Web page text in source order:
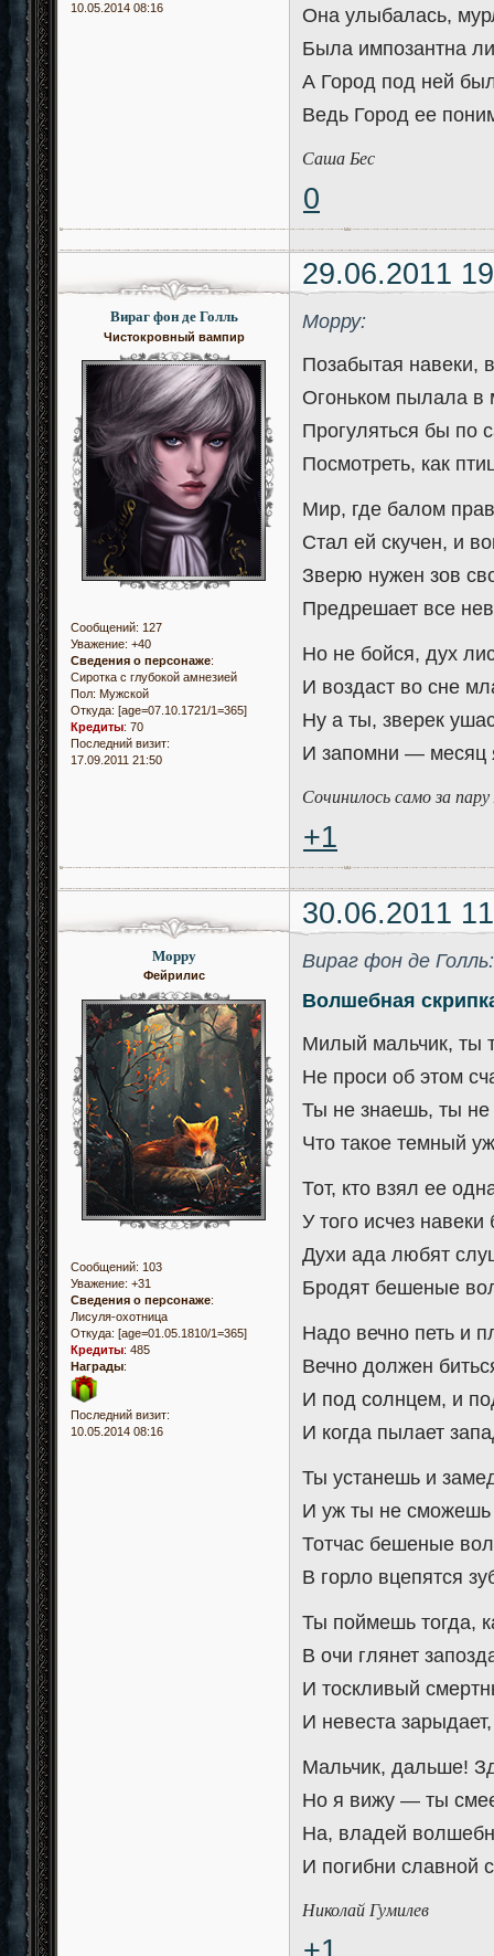
10.05.2014 08:16
Она улыбалась,
Была импозантна
А Город под ней
Ведь Город ее
Саша Бес
0
29.06.2011
Вираг фон де Голль
Чистокровный вампир
Сообщений: 127
Уважение: +40
Сведения о персонаже:
Сиротка с глубокой амнезией
Пол: Мужской
Откуда: [age=07.10.1721/1=365]
Кредиты: 70
Последний визит:
17.09.2011 21:50
Морру:
Позабытая навеки,
Огоньком пылала в
Прогуляться бы по
Посмотреть, как
Мир, где балом
Стал ей скучен, и
Зверю нужен зов
Предрешает все
Но не бойся, дух
И воздаст во сне
Ну а ты, зверек
И запомни — месяц
Сочинилось само за
+1
30.06.2011
Морру
Фейрилис
Сообщений: 103
Уважение: +31
Сведения о персонаже:
Лисуля-охотница
Откуда: [age=01.05.1810/1=365]
Кредиты: 485
Награды:
Последний визит:
10.05.2014 08:16
Вираг фон де Голль:
Волшебная
Милый мальчик, ты
Не проси об этом
Ты не знаешь, ты не
Что такое темный
Тот, кто взял ее
У того исчез
Духи ада любят
Бродят бешеные
Надо вечно петь и
Вечно должен
И под солнцем, и
И когда пылает
Ты устанешь и
И уж ты не сможешь
Тотчас бешеные
В горло вцепятся
Ты поймешь тогда,
В очи глянет
И тоскливый
И невеста
Мальчик, дальше!
Но я вижу — ты
На, владей
И погибни славной
Николай Гумилев